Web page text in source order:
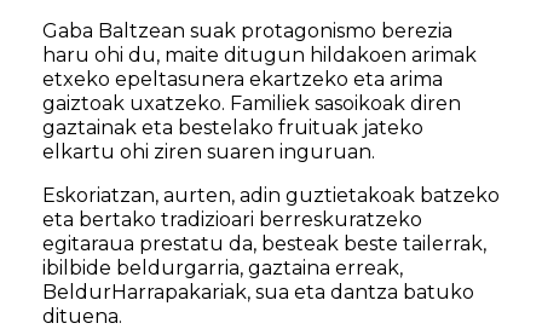
Gaba Baltzean suak protagonismo berezia
haru ohi du, maite ditugun hildakoen arimak
etxeko epeltasunera ekartzeko eta arima
gaiztoak uxatzeko. Familiek sasoikoak diren
gaztainak eta bestelako fruituak jateko
elkartu ohi ziren suaren inguruan.
Eskoriatzan, aurten, adin guztietakoak batzeko
eta bertako tradizioari berreskuratzeko
egitaraua prestatu da, besteak beste tailerrak,
ibilbide beldurgarria, gaztaina erreak,
BeldurHarrapakariak, sua eta dantza batuko
dituena.